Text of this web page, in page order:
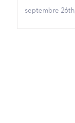
septembre